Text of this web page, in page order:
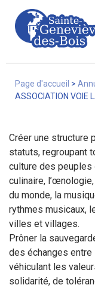
La Ville
Services
Sortir à
Page d'accueil >
ASSOCIATION VOIE
Créer une structure
statuts, regroupant
culture des peuples
culinaire,
du monde, la
rythmes musicaux,
villes et villages.
Prôner la
des échanges
véhiculant les
solidarité, de